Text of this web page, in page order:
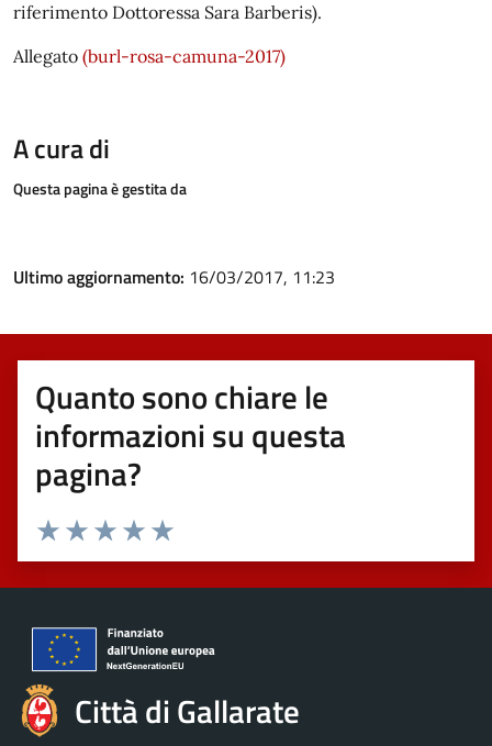
riferimento Dottoressa Sara Barberis).
Allegato (burl-rosa-camuna-2017)
A cura di
Questa pagina è gestita da
Ultimo aggiornamento: 16/03/2017, 11:23
Quanto sono chiare le
informazioni su questa
pagina?
Valuta 5 stelle su 5
Valuta 4 stelle su 5
Valuta 3 stelle su 5
Valuta 2 stelle su 5
Valuta 1 stelle su 5
Città di Gallarate